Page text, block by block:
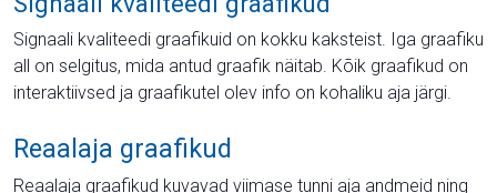
Signaali kvaliteedi graafikuid on kokku kaksteist. Iga graafiku
all on selgitus, mida antud graafik näitab. Kõik graafikud on
interaktiivsed ja graafikutel olev info on kohaliku aja järgi.
Reaalaja graafikud
Reaalaja graafikud kuvavad viimase tunni aja andmeid ning